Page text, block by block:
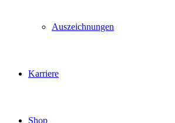
Auszeichnungen
Karriere
Shop